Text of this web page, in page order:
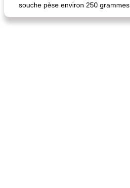
souche pèse environ 250 grammes.